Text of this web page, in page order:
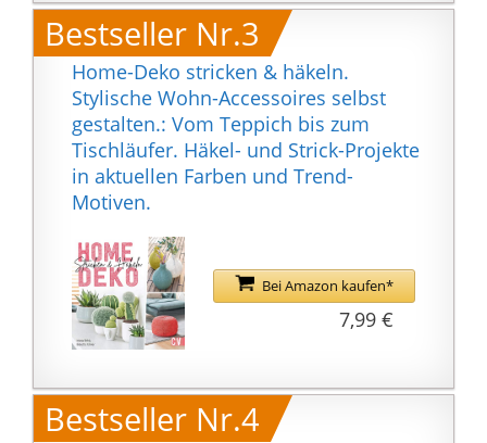
Accessoire, welches Du
wunderbar vielseitig
mit vielen Wohnstilen
kombinieren kannst
Abmessungen B x H x T:
62 x 20 x 20 cm
Bestseller Nr.3
Home-Deko stricken & häkeln.
Stylische Wohn-Accessoires selbst
gestalten.: Vom Teppich bis zum
Tischläufer. Häkel- und Strick-Projekte
in aktuellen Farben und Trend-
Motiven.
Bei Amazon kaufen*
7,99 €
Bestseller Nr.4